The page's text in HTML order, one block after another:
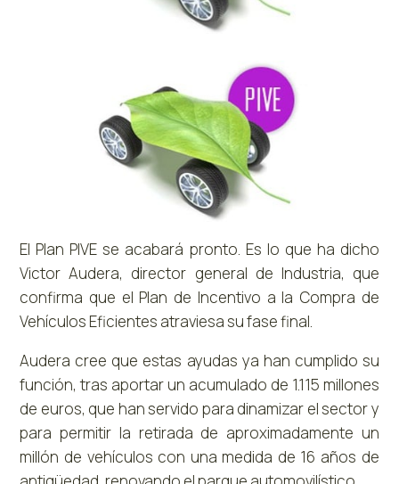
El Plan PIVE se acabará pronto. Es lo que ha dicho
Victor Audera, director general de Industria, que
confirma que el Plan de Incentivo a la Compra de
Vehículos Eficientes atraviesa su fase final.
Audera cree que estas ayudas ya han cumplido su
función, tras aportar un acumulado de 1.115 millones
de euros, que han servido para dinamizar el sector y
para permitir la retirada de aproximadamente un
millón de vehículos con una medida de 16 años de